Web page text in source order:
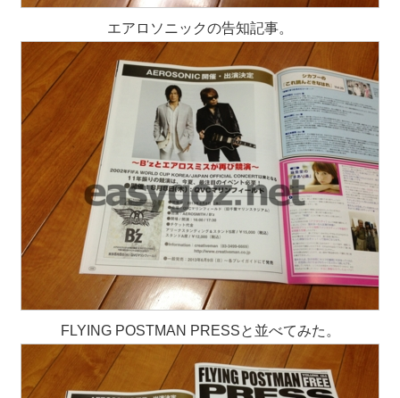
エアロソニックの告知記事。
FLYING POSTMAN PRESSと並べてみた。